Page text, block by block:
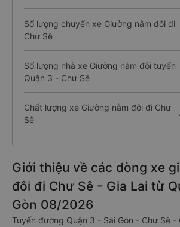
Số lượng chuyến xe Giường nằm đôi đi
Chư Sê
Số lượng nhà xe Giường nằm đôi tuyến
Quận 3 - Chư Sê
Chất lượng xe Giường nằm đôi đi Chư
Sê
Giới thiệu về các dòng xe
đôi đi Chư Sê - Gia Lai từ
Gòn 08/2026
Tuyến đường Quận 3 - Sài Gòn - Chư Sê -